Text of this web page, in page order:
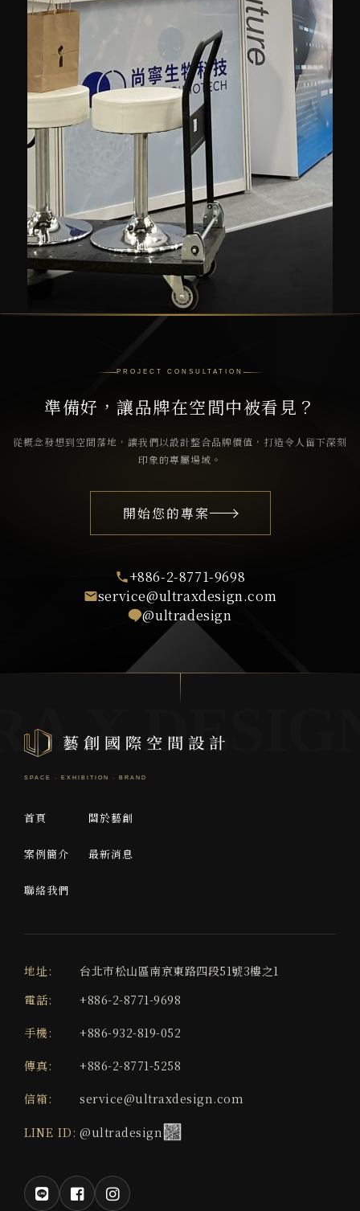
PROJECT CONSULTATION
準備好，讓品牌在空間中被看見？
從概念發想到空間落地，讓我們以設計整合品牌價值，打造令人留下深刻
印象的專屬場域。
開始您的專案
+886-2-8771-9698
service@ultraxdesign.com
@ultradesign
首頁 關於藝創
案例簡介 最新消息
聯絡我們
地址:
台北市松山區南京東路四段51號3樓之1
電話:
+886-2-8771-9698
手機: +886-932-819-052
傳真: +886-2-8771-5258
信箱: service@ultraxdesign.com
LINE ID: @ultradesign